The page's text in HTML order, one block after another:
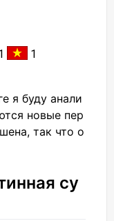
1
я буду анали
новые пер
так что о
су